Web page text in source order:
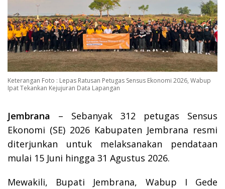
Keterangan Foto : Lepas Ratusan Petugas Sensus Ekonomi 2026, Wabup
Ipat Tekankan Kejujuran Data Lapangan
Jembrana – Sebanyak 312 petugas Sensus
Ekonomi (SE) 2026 Kabupaten Jembrana resmi
diterjunkan untuk melaksanakan pendataan
mulai 15 Juni hingga 31 Agustus 2026.
Mewakili, Bupati Jembrana, Wabup I Gede